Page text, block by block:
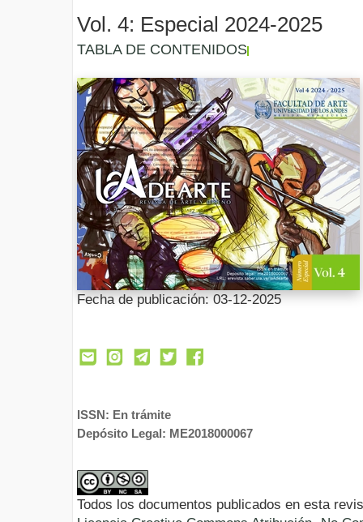
Vol. 4: Especial 2024-2025
TABLA DE CONTENIDOS
Fecha de publicación: 03-12-2025
ISSN: En trámite
Depósito Legal: ME2018000067
Todos los documentos publicados en esta